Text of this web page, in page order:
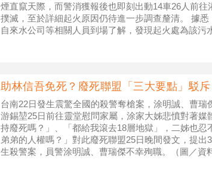
煙直竄天際，而警消獲報後也即刻出動14車26人前往
撲滅，至於詳細起火原因仍待進一步調查釐清。 據悉
自來水公司等相關人員到場了解，發現起火處為該污
助林信吾免死？廢死聯盟「三大要點」駁
台南22日發生震驚全國的殺警奪槍案，涂明誠、曹瑞
游錫堃25日前往靈堂慰問家屬，涂家大姊悲憤對著媒
持廢死嗎？」、「都給我滾去18層地獄」，二姊也忍
弟弟的人權嗎？」對此廢死聯盟25日晚間發文，提
生殺警案，員警涂明誠、曹瑞傑不幸殉職。（圖／資